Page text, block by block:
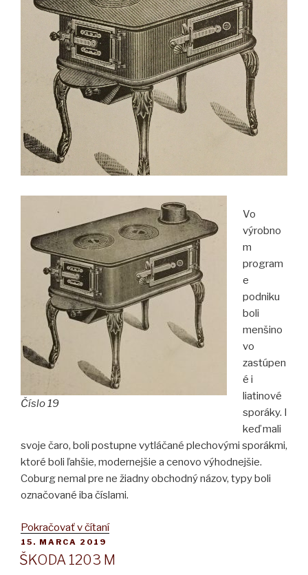
Číslo 19
Vo
výrobno
m
program
e
podniku
boli
menšino
vo
zastúpen
é i
liatinové
sporáky. I
keď mali
svoje čaro, boli postupne vytláčané plechovými sporákmi,
ktoré boli ľahšie, modernejšie a cenovo výhodnejšie.
Coburg nemal pre ne žiadny obchodný názov, typy boli
označované iba číslami.
Pokračovať v čítaní„LIATINOVÉ
DO
PUBLIKOVANÉ
15. MARCA 2019
ŠKODA 1203 M